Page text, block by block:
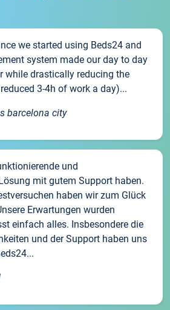
we started using Beds24 and
system made our day to day
while drastically reducing the
3-4h of work a day)...
barcelona city
und
mit gutem Support haben.
haben wir zum Glück
Erwartungen wurden
einfach alles. Insbesondere die
und der Support haben uns